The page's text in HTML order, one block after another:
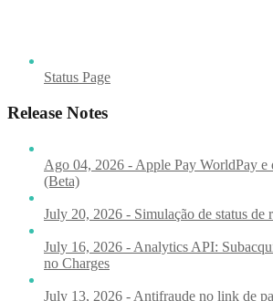
Status Page
Release Notes
Ago 04, 2026 - Apple Pay WorldPay e
(Beta)
July 20, 2026 - Simulação de status de
July 16, 2026 - Analytics API:
no Charges
July 13, 2026 - Antifraude no link de